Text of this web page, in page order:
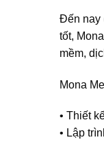
Đến nay
tốt,
mềm,
Mona
• Thiết
• Lập